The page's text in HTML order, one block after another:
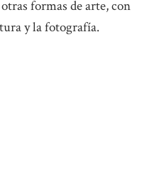
formas de arte, con
y la fotografía.